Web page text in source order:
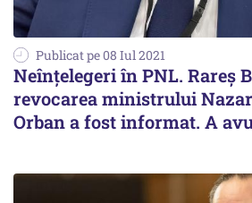
Publicat pe 08 Iul 2021
Neînțelegeri în PNL. Rareș
revocarea ministrului
Orban a fost informat. A